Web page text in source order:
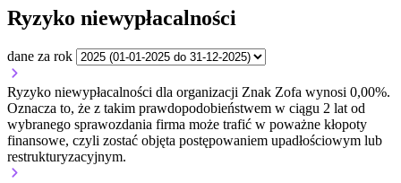
Ryzyko niewypłacalności
dane za rok
Ryzyko niewypłacalności dla organizacji Znak Zofa wynosi 0,00%.
Oznacza to, że z takim prawdopodobieństwem w ciągu 2 lat od
wybranego sprawozdania firma może trafić w poważne kłopoty
finansowe, czyli zostać objęta postępowaniem upadłościowym lub
restrukturyzacyjnym.